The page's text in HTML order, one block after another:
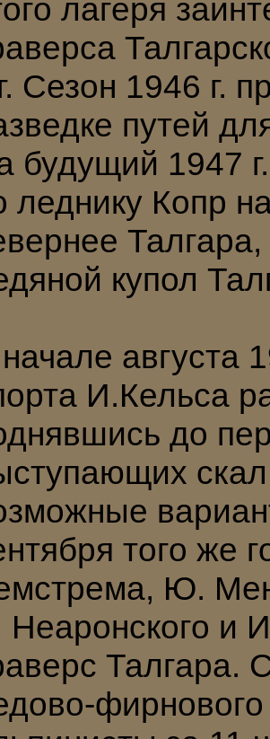
лагеря
Сезон 1946 г.
путей
будущий 1947
леднику Копр
купол
августа
И.Кельса
до
того же
Ю.
Неаронского и
Талгара.